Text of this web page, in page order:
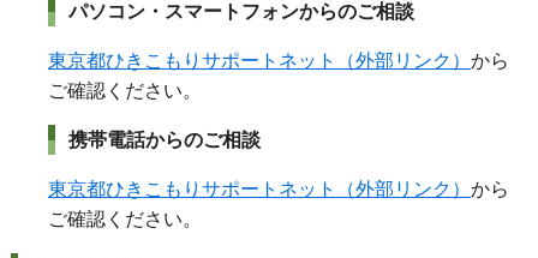
パソコン・スマートフォンからのご相談
東京都ひきこもりサポートネット（外部リンク） から
ご確認ください。
携帯電話からのご相談
東京都ひきこもりサポートネット（外部リンク） から
ご確認ください。